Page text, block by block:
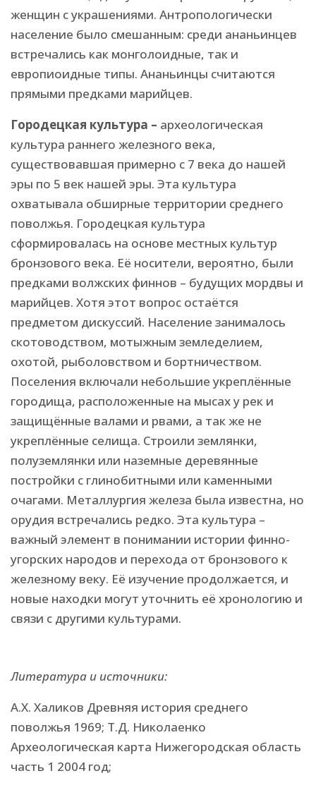
женщин с украшениями. Антропологически
население было смешанным: среди ананьинцев
встречались как монголоидные, так и
европиоидные типы. Ананьинцы считаются
прямыми предками марийцев.
Городецкая культура – археологическая
культура раннего железного века,
существовавшая примерно с 7 века до нашей
эры по 5 век нашей эры. Эта культура
охватывала обширные территории среднего
поволжья. Городецкая культура
сформировалась на основе местных культур
бронзового века. Её носители, вероятно, были
предками волжских финнов – будущих мордвы и
марийцев. Хотя этот вопрос остаётся
предметом дискуссий. Население занималось
скотоводством, мотыжным земледелием,
охотой, рыболовством и бортничеством.
Поселения включали небольшие укреплённые
городища, расположенные на мысах у рек и
защищённые валами и рвами, а так же не
укреплённые селища. Строили землянки,
полуземлянки или наземные деревянные
постройки с глинобитными или каменными
очагами. Металлургия железа была известна, но
орудия встречались редко. Эта культура –
важный элемент в понимании истории финно-
угорских народов и перехода от бронзового к
железному веку. Её изучение продолжается, и
новые находки могут уточнить её хронологию и
связи с другими культурами.
Литература и источники:
А.Х. Халиков Древняя история среднего
поволжья 1969; Т.Д. Николаенко
Археологическая карта Нижегородская область
часть 1 2004 год;